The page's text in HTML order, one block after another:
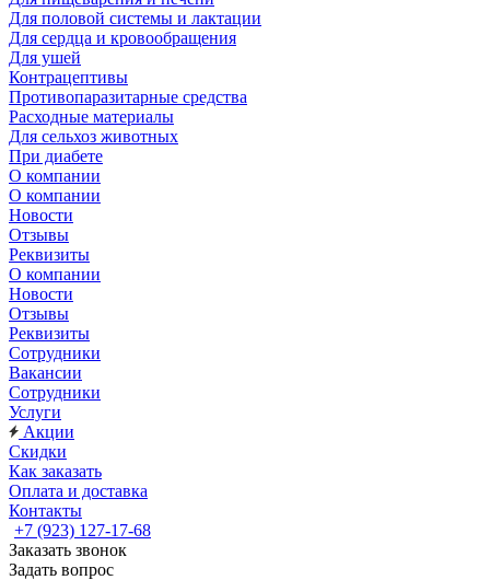
Для половой системы и лактации
Для сердца и кровообращения
Для ушей
Контрацептивы
Противопаразитарные средства
Расходные материалы
Для сельхоз животных
При диабете
О компании
О компании
Новости
Отзывы
Реквизиты
О компании
Новости
Отзывы
Реквизиты
Сотрудники
Вакансии
Сотрудники
Услуги
Акции
Скидки
Как заказать
Оплата и доставка
Контакты
+7 (923) 127-17-68
Заказать звонок
Задать вопрос